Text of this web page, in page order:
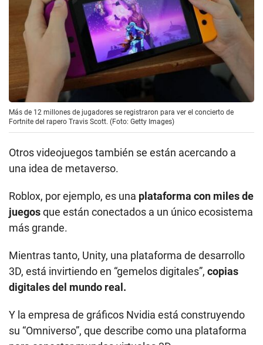
Más de 12 millones de jugadores se registraron para ver el concierto de
Fortnite del rapero Travis Scott. (Foto: Getty Images)
Otros videojuegos también se están acercando a
una idea de metaverso.
Roblox, por ejemplo, es una
plataforma con miles de
juegosque están conectados a un único ecosistema
más grande.
Mientras tanto, Unity, una plataforma de desarrollo
3D, está invirtiendo en “gemelos digitales”,
Y la empresa de gráficos Nvidia está construyendo
su “Omniverso”, que describe como una plataforma
Entonces, ¿se trata de videojuegos?
No.
Aunque hay ideas distintas sobre lo que podría ser el
metaverso, la mayoría venla interacción social